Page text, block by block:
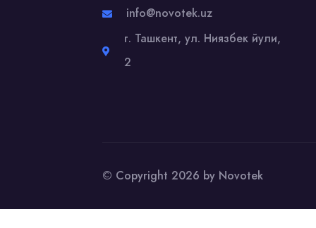
info@novotek.uz
г. Ташкент, ул. Ниязбек йули,
2
© Copyright 2026 by Novotek